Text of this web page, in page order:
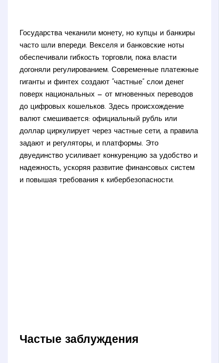
Государства чеканили монету, но купцы и банкиры
часто шли впереди. Векселя и банковские ноты
обеспечивали гибкость торговли, пока власти
догоняли регулированием. Современные платежные
гиганты и финтех создают “частные” слои денег
поверх национальных — от мгновенных переводов
до цифровых кошельков. Здесь происхождение
валют смешивается: официальный рубль или
доллар циркулирует через частные сети, а правила
задают и регуляторы, и платформы. Это
двуединство усиливает конкуренцию за удобство и
надежность, ускоряя развитие финансовых систем
и повышая требования к кибербезопасности.
Частые заблуждения